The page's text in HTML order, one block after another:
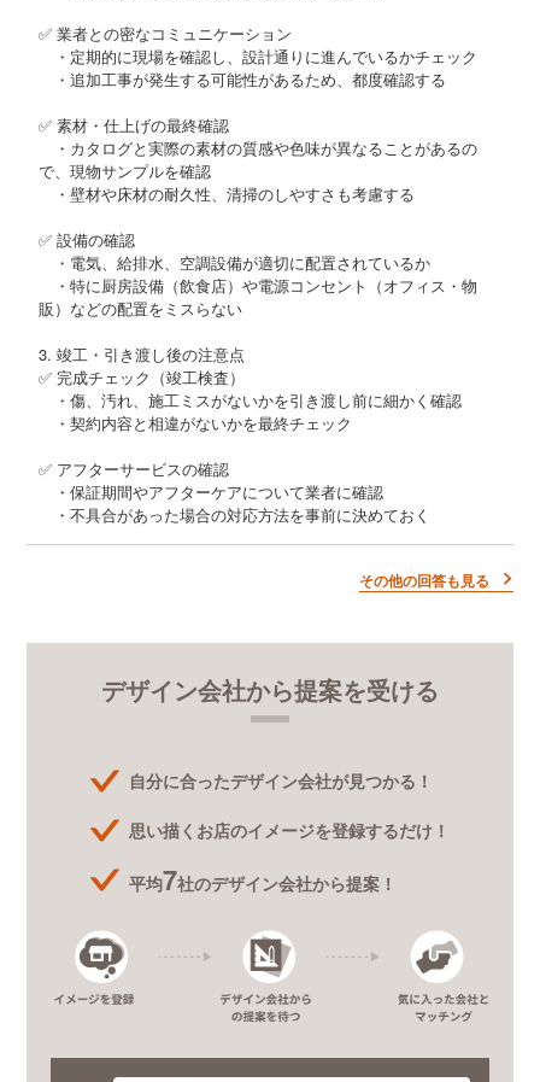
✅ 業者との密なコミュニケーション
・定期的に現場を確認し、設計通りに進んでいるかチェック
・追加工事が発生する可能性があるため、都度確認する
✅ 素材・仕上げの最終確認
・カタログと実際の素材の質感や色味が異なることがあるの
で、現物サンプルを確認
・壁材や床材の耐久性、清掃のしやすさも考慮する
✅ 設備の確認
・電気、給排水、空調設備が適切に配置されているか
・特に厨房設備（飲食店）や電源コンセント（オフィス・物
販）などの配置をミスらない
3. 竣工・引き渡し後の注意点
✅ 完成チェック（竣工検査）
・傷、汚れ、施工ミスがないかを引き渡し前に細かく確認
・契約内容と相違がないかを最終チェック
✅ アフターサービスの確認
・保証期間やアフターケアについて業者に確認
・不具合があった場合の対応方法を事前に決めておく
その他の回答も見る
デザイン会社から提案を受ける
自分に合ったデザイン会社が見つかる！
思い描くお店のイメージを登録するだけ！
平均7社のデザイン会社から提案！